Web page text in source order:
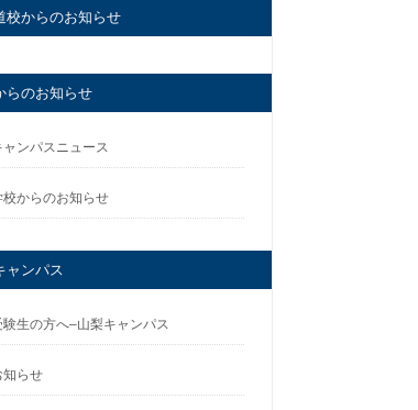
校からのお知らせ
らのお知らせ
ャンパスニュース
校からのお知らせ
ャンパス
験生の方へ–山梨キャンパス
知らせ